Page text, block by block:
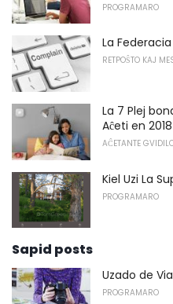
PROGRAMARO
La
RETPOŜTO KAJ
La 7 Plej
Aĉeti en 2018
AĈETANTE
Kiel Uzi La
PROGRAMARO
Sapid posts
Uzado de
PROGRAMARO